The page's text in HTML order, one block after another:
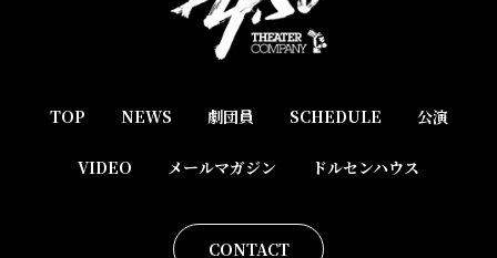
TOP NEWS 劇団員 SCHEDULE 公演
VIDEO メールマガジン ドルセンハウス
CONTACT